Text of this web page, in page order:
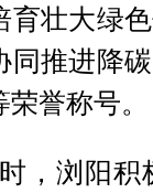
育壮大绿
同推进降
誉称号。
，浏阳积